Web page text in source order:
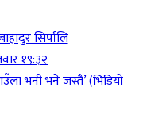
सिर्पालि
१९:३२